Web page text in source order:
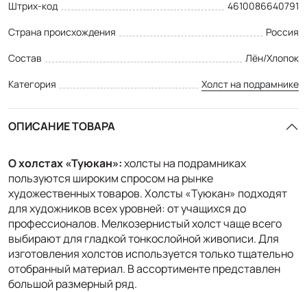
Штрих-код
4610086640791
Страна происхождения
Россия
Состав
Лён/Хлопок
Категория
Холст на подрамнике
ОПИСАНИЕ ТОВАРА
О холстах «Туюкан»:холсты на подрамниках
пользуются широким спросом на рынке
художественных товаров. Холсты «Туюкан» подходят
для художников всех уровней: от учащихся до
профессионалов. Мелкозернистый холст чаще всего
выбирают для гладкой тонкослойной живописи. Для
изготовления холстов используется только тщательно
отобранный материал. В ассортименте представлен
большой размерный ряд.